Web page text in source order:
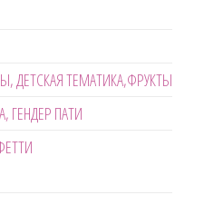
ДЕТСКАЯ ТЕМАТИКА,ФРУКТЫ
ГЕНДЕР ПАТИ